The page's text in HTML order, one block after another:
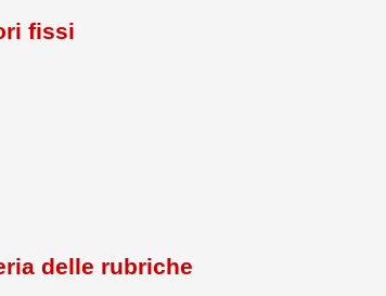
fissi
delle rubriche